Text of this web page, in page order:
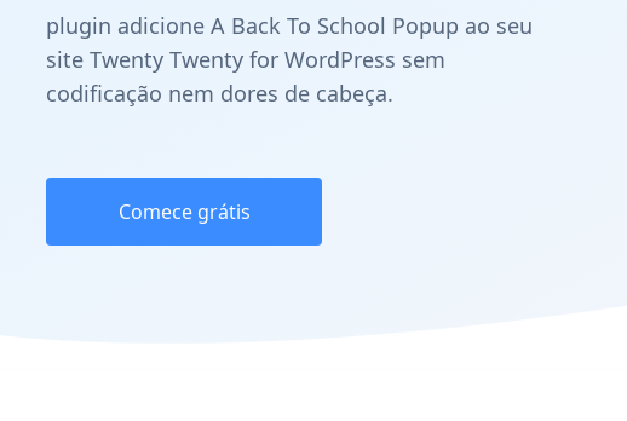
plugin adicione A Back To School Popup ao seu
site Twenty Twenty for WordPress sem
codificação nem dores de cabeça.
Comece grátis